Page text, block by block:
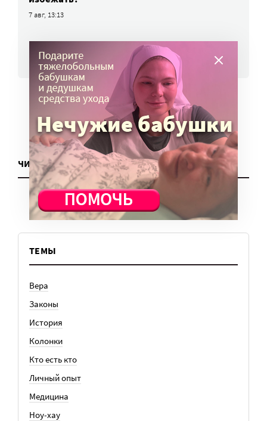
7 авг, 13:13
ВСЕ НОВОСТИ
ЧИТАТЬ ЕЩЕ
ТЕМЫ
Вера
Законы
История
Колонки
Кто есть кто
Личный опыт
Медицина
Ноу-хау